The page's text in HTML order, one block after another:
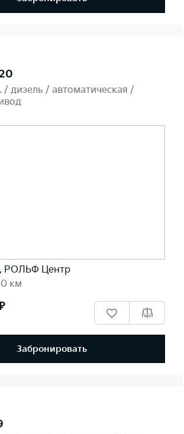
/ дизель / автоматическая /
РОЛЬФ Центр
км
Забронировать